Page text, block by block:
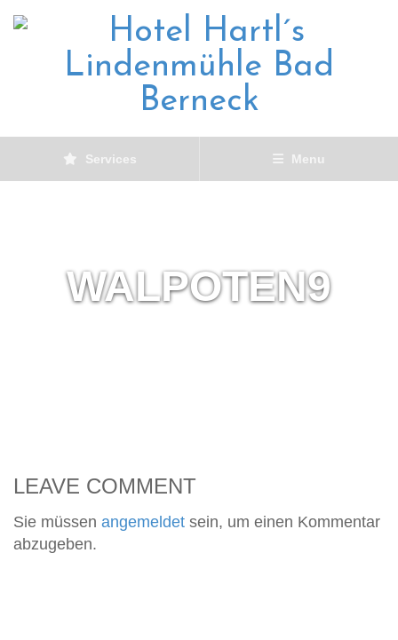
Services Menu
WALPOTEN9
LEAVE COMMENT
Sie müssen angemeldet sein, um einen Kommentar
abzugeben.